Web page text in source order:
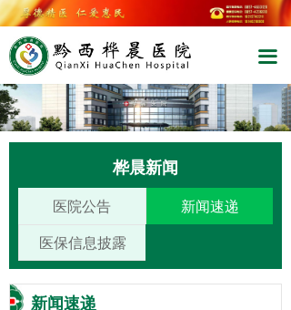
끀
桦晨新闻
医院公告
新闻速递
医保信息披露
新闻速递